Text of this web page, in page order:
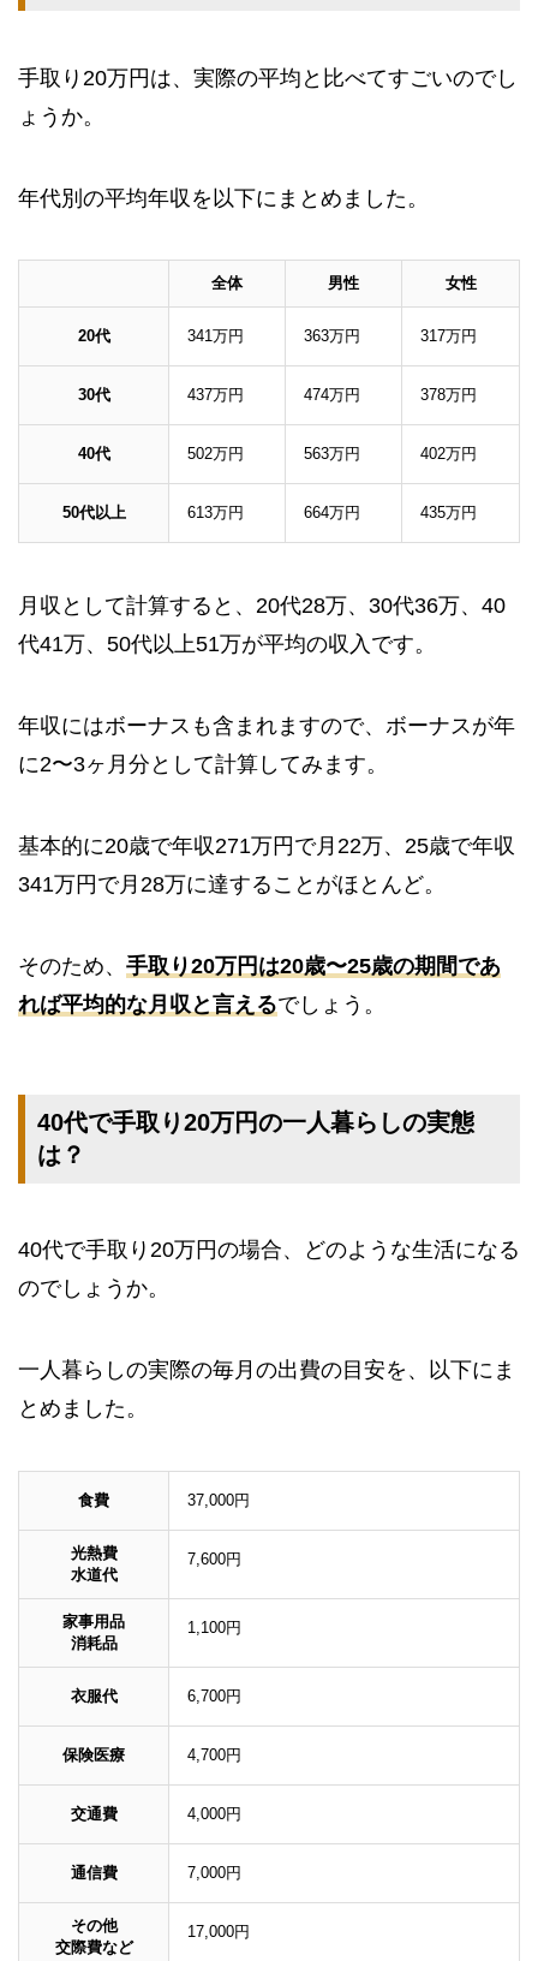
手取り20万円は、実際の平均と比べてすごいのでし
ょうか。
年代別の平均年収を以下にまとめました。
全体 男性 女性
20代 341万円 363万円 317万円
30代 437万円 474万円 378万円
40代 502万円 563万円 402万円
50代以上 613万円 664万円 435万円
月収として計算すると、20代28万、30代36万、40
代41万、50代以上51万が平均の収入です。
年収にはボーナスも含まれますので、ボーナスが年
に2〜3ヶ月分として計算してみます。
基本的に20歳で年収271万円で月22万、25歳で年収
341万円で月28万に達することがほとんど。
そのため、 手取り20万円は20歳〜25歳の期間であ
れば平均的な月収と言えるでしょう。
40代で手取り20万円の一人暮らしの実態
は？
40代で手取り20万円の場合、どのような生活になる
のでしょうか。
一人暮らしの実際の毎月の出費の目安を、以下にま
とめました。
食費 37,000円
光熱費
水道代
7,600円
家事用品
消耗品
1,100円
衣服代 6,700円
保険医療 4,700円
交通費 4,000円
通信費 7,000円
その他
交際費など
17,000円